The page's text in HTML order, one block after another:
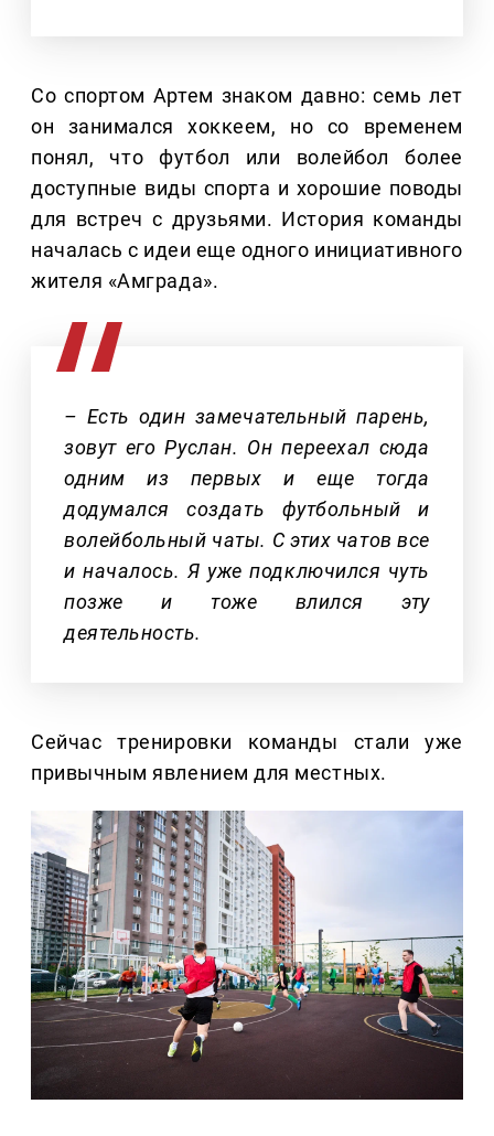
Со спортом Артем знаком давно: семь лет
он занимался хоккеем, но со временем
понял, что футбол или волейбол более
доступные виды спорта и хорошие поводы
для встреч с друзьями. История команды
началась с идеи еще одного инициативного
жителя «Амграда».
– Есть один замечательный парень,
зовут его Руслан. Он переехал сюда
одним из первых и еще тогда
додумался создать футбольный и
волейбольный чаты. С этих чатов все
и началось. Я уже подключился чуть
позже и тоже влился эту
деятельность.
Сейчас тренировки команды стали уже
привычным явлением для местных.